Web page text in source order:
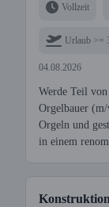
Vollzeit
Urlaub >=
04.08.2026
Werde Teil
Orgelbauer
Orgeln und
in einem